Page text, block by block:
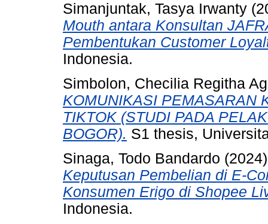
Simanjuntak, Tasya Irwanty
Mouth antara Konsultan
Pembentukan Customer
Indonesia.
Simbolon, Checilia Regitha
KOMUNIKASI PEMASARAN
TIKTOK (STUDI PADA
BOGOR). S1 thesis,
Sinaga, Todo Bandardo
Keputusan Pembelian di E-
Konsumen Erigo di Shopee
Indonesia.